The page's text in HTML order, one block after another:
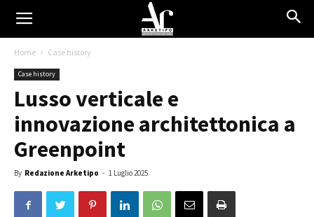
Home Case history
Case history
Lusso verticale e
innovazione architettonica a
Greenpoint
By Redazione Arketipo - 1 Luglio 2025